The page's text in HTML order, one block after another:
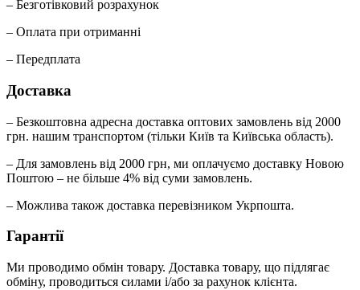
– Безготівковий розрахунок
– Оплата при отриманні
– Передплата
Доставка
– Безкоштовна адресна доставка оптових замовлень від 2000
грн. нашим транспортом (тільки Київ та Київська область).
– Для замовлень від 2000 грн, ми оплачуємо доставку Новою
Поштою – не більше 4% від суми замовлень.
– Можлива також доставка перевізником Укрпошта.
Гарантії
Ми проводимо обмін товару. Доставка товару, що підлягає
обміну, проводиться силами і/або за рахунок клієнта.